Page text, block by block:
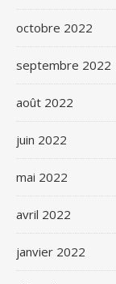
octobre 2022
septembre 2022
août 2022
juin 2022
mai 2022
avril 2022
janvier 2022